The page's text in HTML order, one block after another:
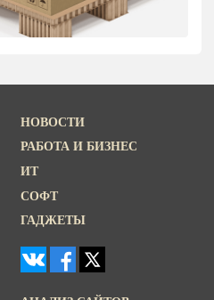
НОВОСТИ
РАБОТА И БИЗНЕС
ИТ
СОФТ
ГАДЖЕТЫ